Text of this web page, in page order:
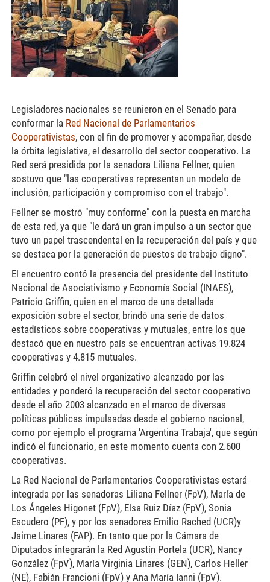
Legisladores nacionales se reunieron en el Senado para
conformar la Red Nacional de Parlamentarios
Cooperativistas, con el fin de promover y acompañar, desde
la órbita legislativa, el desarrollo del sector cooperativo. La
Red será presidida por la senadora Liliana Fellner, quien
sostuvo que "las cooperativas representan un modelo de
inclusión, participación y compromiso con el trabajo".
Fellner se mostró "muy conforme" con la puesta en marcha
de esta red, ya que "le dará un gran impulso a un sector que
tuvo un papel trascendental en la recuperación del país y que
se destaca por la generación de puestos de trabajo digno".
El encuentro contó la presencia del presidente del Instituto
Nacional de Asociativismo y Economía Social (INAES),
Patricio Griffin, quien en el marco de una detallada
exposición sobre el sector, brindó una serie de datos
estadísticos sobre cooperativas y mutuales, entre los que
destacó que en nuestro país se encuentran activas 19.824
cooperativas y 4.815 mutuales.
Griffin celebró el nivel organizativo alcanzado por las
entidades y ponderó la recuperación del sector cooperativo
desde el año 2003 alcanzado en el marco de diversas
políticas públicas impulsadas desde el gobierno nacional,
como por ejemplo el programa 'Argentina Trabaja', que según
indicó el funcionario, en este momento cuenta con 2.600
cooperativas.
La Red Nacional de Parlamentarios Cooperativistas estará
integrada por las senadoras Liliana Fellner (FpV), María de
Los Ángeles Higonet (FpV), Elsa Ruiz Díaz (FpV), Sonia
Escudero (PF), y por los senadores Emilio Rached (UCR)y
Jaime Linares (FAP). En tanto que por la Cámara de
Diputados integrarán la Red Agustín Portela (UCR), Nancy
González (FpV), María Virginia Linares (GEN), Carlos Heller
(NE), Fabián Francioni (FpV) y Ana María Ianni (FpV).